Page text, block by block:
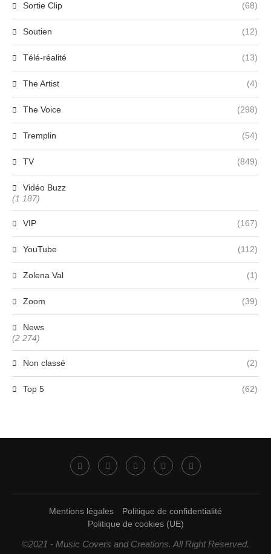
Sortie Clip (68)
Soutien (12)
Télé-réalité (13)
The Artist (4)
The Voice (298)
Tremplin (54)
TV (849)
Vidéo Buzz
(1 187)
VIP (167)
YouTube (112)
Zolena Val (1)
Zoom (39)
News
(2 274)
Non classé (2)
Top 5 (62)
Mentions légales
Politique de confidentialité
Politique de cookies (UE)
©2021 - Music Covers and Creations. All Right Reserved.